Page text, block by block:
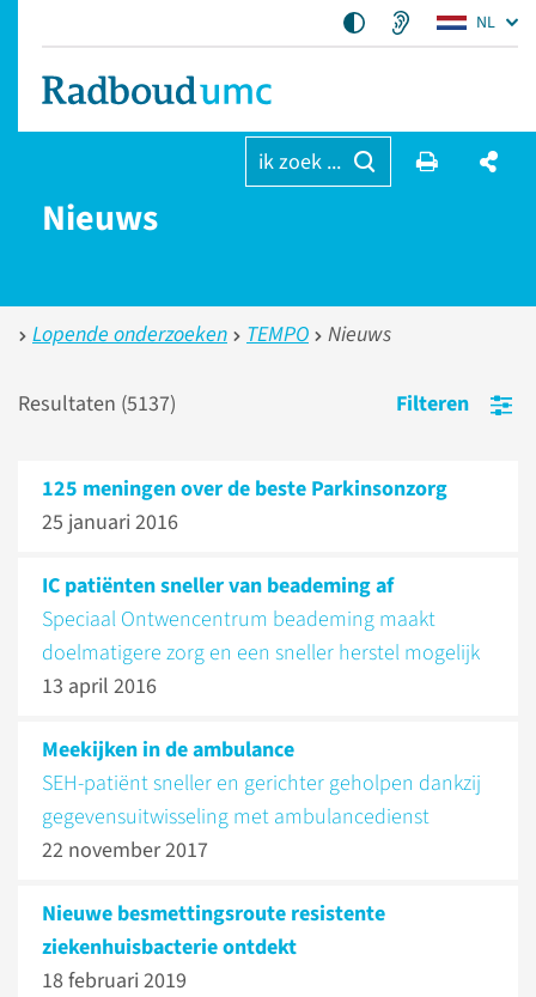
NL
ik zoek ...
Nieuws
Lopende onderzoeken TEMPO Nieuws
Resultaten (5137) Filteren
125 meningen over de beste Parkinsonzorg
25 januari 2016
IC patiënten sneller van beademing af
Speciaal Ontwencentrum beademing maakt
doelmatigere zorg en een sneller herstel mogelijk
13 april 2016
Meekijken in de ambulance
SEH-patiënt sneller en gerichter geholpen dankzij
gegevensuitwisseling met ambulancedienst
22 november 2017
Nieuwe besmettingsroute resistente
ziekenhuisbacterie ontdekt
18 februari 2019